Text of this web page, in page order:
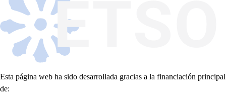
Esta página web ha sido desarrollada gracias a la financiación principal
de: